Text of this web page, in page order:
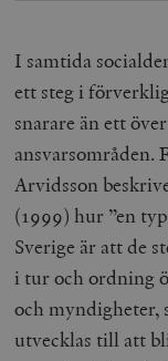
I samtida
ett steg i
snarare än ett
ansvarsområden.
Arvidsson
(1999) hur ”en
Sverige är att de
i tur och ordning
och myndigheter,
utvecklas till att